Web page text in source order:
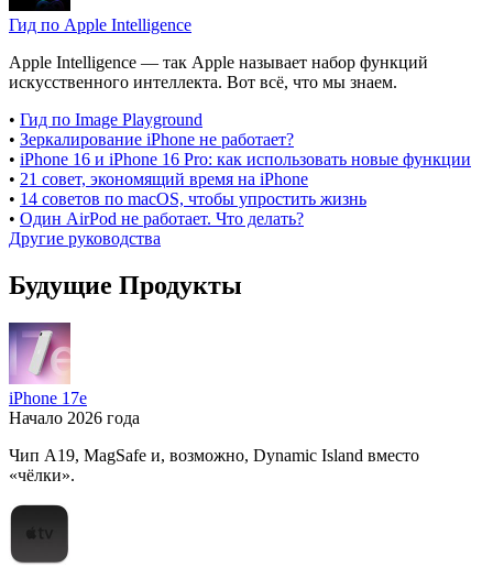
Гид по Apple Intelligence
Apple Intelligence — так Apple называет набор функций
искусственного интеллекта. Вот всё, что мы знаем.
• Гид по Image Playground
• Зеркалирование iPhone не работает?
• iPhone 16 и iPhone 16 Pro: как использовать новые функции
• 21 совет, экономящий время на iPhone
• 14 советов по macOS, чтобы упростить жизнь
• Один AirPod не работает. Что делать?
Другие руководства
Будущие Продукты
iPhone 17e
Начало 2026 года
Чип A19, MagSafe и, возможно, Dynamic Island вместо
«чёлки».